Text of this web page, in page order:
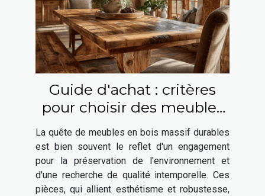
Guide d'achat : critères
pour choisir des meubles
en bois massif durables
La quête de meubles en bois massif durables
est bien souvent le reflet d'un engagement
pour la préservation de l'environnement et
d'une recherche de qualité intemporelle. Ces
pièces, qui allient esthétisme et robustesse,